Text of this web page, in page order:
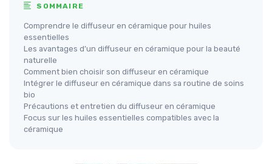
SOMMAIRE
Comprendre le diffuseur en céramique pour huiles
essentielles
Les avantages d’un diffuseur en céramique pour la beauté
naturelle
Comment bien choisir son diffuseur en céramique
Intégrer le diffuseur en céramique dans sa routine de soins
bio
Précautions et entretien du diffuseur en céramique
Focus sur les huiles essentielles compatibles avec la
céramique